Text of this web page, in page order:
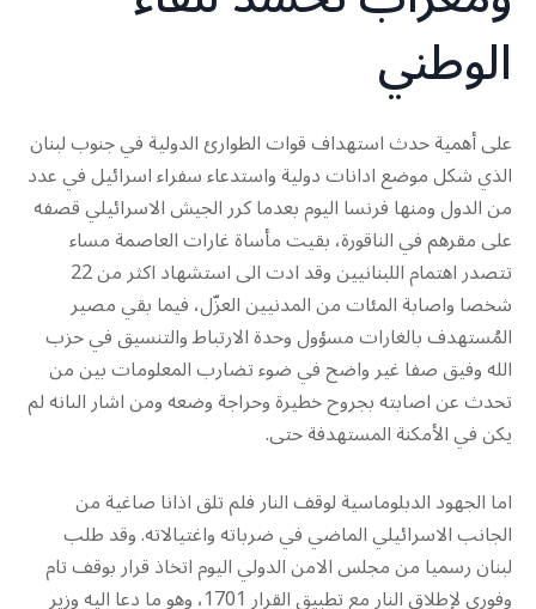
الوطني
على أهمية حدث استهداف قوات الطوارئ الدولية في جنوب لبنان
الذي شكل موضع ادانات دولية واستدعاء سفراء اسرائيل في عدد
من الدول ومنها فرنسا اليوم بعدما كرر الجيش الاسرائيلي قصفه
على مقرهم في الناقورة، بقيت مأساة غارات العاصمة مساء
تتصدر اهتمام اللبنانيين وقد ادت الى استشهاد اكثر من 22
شخصا واصابة المئات من المدنيين العزّل، فيما بقي مصير
المُستهدف بالغارات مسؤول وحدة الارتباط والتنسيق في حزب
الله وفيق صفا غير واضح في ضوء تضارب المعلومات بين من
تحدث عن اصابته بجروح خطيرة وحراجة وضعه ومن اشار الىانه لم
يكن في الأمكنة المستهدفة حتى.
اما الجهود الدبلوماسية لوقف النار فلم تلق اذانا صاغية من
الجانب الاسرائيلي الماضي في ضرباته واغتيالاته. وقد طلب
لبنان رسميا من مجلس الامن الدولي اليوم اتخاذ قرار بوقف تام
وفوري لإطلاق النار مع تطبيق القرار 1701، وهو ما دعا اليه وزير